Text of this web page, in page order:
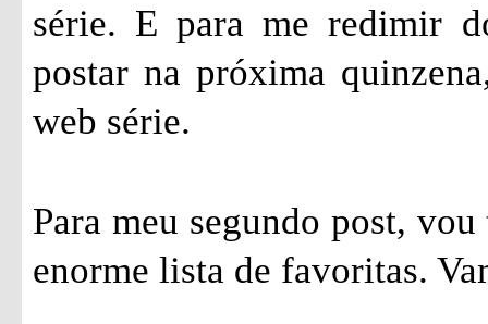
série. E para me redimir
postar na próxima
web série.
Para meu segundo post,
enorme lista de favoritas.